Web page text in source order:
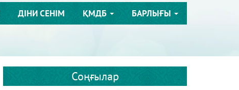
ДІНИ СЕНІМ ҚМДБ БАРЛЫҒЫ
Соңғылар